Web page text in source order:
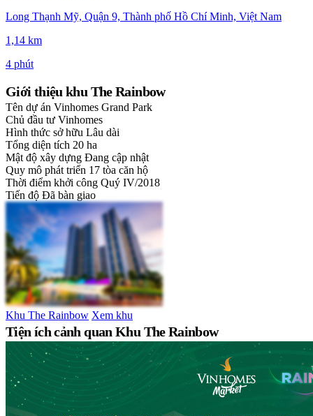
Long Thạnh Mỹ, Quận 9, Thành phố Hồ Chí Minh, Việt Nam
1,14 km
4 phút
Giới thiệu khu The Rainbow
Tên dự án Vinhomes Grand Park
Chủ đầu tư Vinhomes
Hình thức sở hữu Lâu dài
Tổng diện tích 20 ha
Mật độ xây dựng Đang cập nhật
Quy mô phát triển 17 tòa căn hộ
Thời điểm khởi công Quý IV/2018
Tiến độ Đã bàn giao
Khu The Rainbow Xem khu
Tiện ích cảnh quan Khu The Rainbow